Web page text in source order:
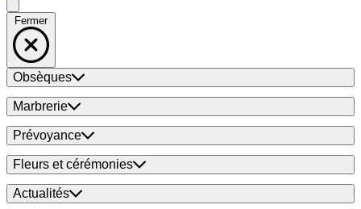
Fermer
Obsèques
Marbrerie
Prévoyance
Fleurs et cérémonies
Actualités